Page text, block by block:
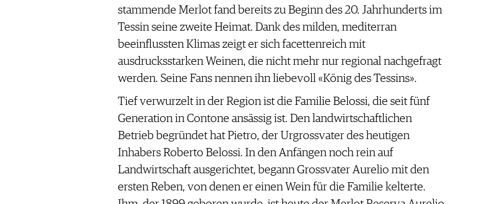
stammende Merlot fand bereits zu Beginn des 20. Jahrhunderts im
Tessin seine zweite Heimat. Dank des milden, mediterran
beeinflussten Klimas zeigt er sich facettenreich mit
ausdrucksstarken Weinen, die nicht mehr nur regional nachgefragt
werden. Seine Fans nennen ihn liebevoll «König des Tessins».
Tief verwurzelt in der Region ist die Familie Belossi, die seit fünf
Generation in Contone ansässig ist. Den landwirtschaftlichen
Betrieb begründet hat Pietro, der Urgrossvater des heutigen
Inhabers Roberto Belossi. In den Anfängen noch rein auf
Landwirtschaft ausgerichtet, begann Grossvater Aurelio mit den
ersten Reben, von denen er einen Wein für die Familie kelterte.